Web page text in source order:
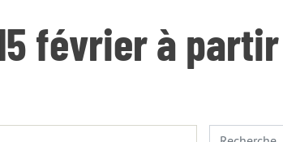
février à partir